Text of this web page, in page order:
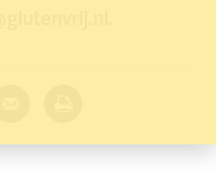
Verzenden
Printen